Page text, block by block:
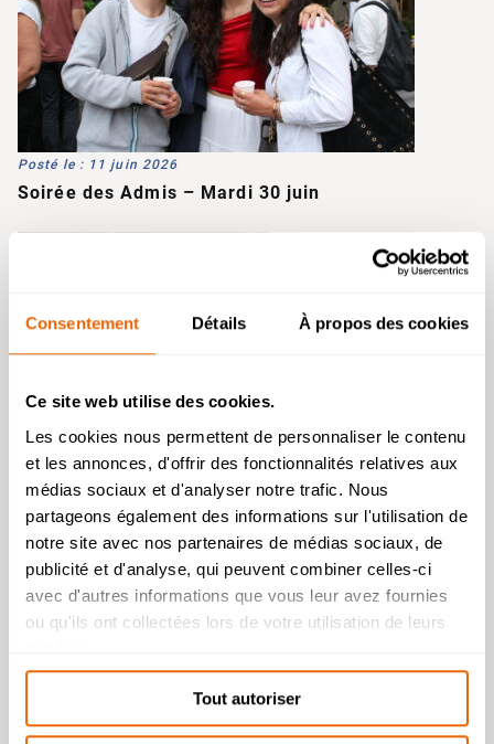
Consentement Détails À propos des cookies
Ce site web utilise des cookies.
Les cookies nous permettent de personnaliser le contenu
et les annonces, d'offrir des fonctionnalités relatives aux
médias sociaux et d'analyser notre trafic. Nous
partageons également des informations sur l'utilisation de
notre site avec nos partenaires de médias sociaux, de
publicité et d'analyse, qui peuvent combiner celles-ci
avec d'autres informations que vous leur avez fournies
ou qu'ils ont collectées lors de votre utilisation de leurs
Tout autoriser
Posté le : 11 juin 2026
Soirée des Admis – Mardi 30 juin
Posté le : 10 juin 2026
ENSA Lyon, Paris La Villette, Grenoble…
Découvrez les admissions de nos étudiants en
Prépa Architecture !
Admission 2026
Bachelor Management Innovation et
Humanités : reprise de l’étude des
dossiers de candidature à partir du 26
août.
Bachelor Design d’Espace et Prépa
étudiés durant l’été.